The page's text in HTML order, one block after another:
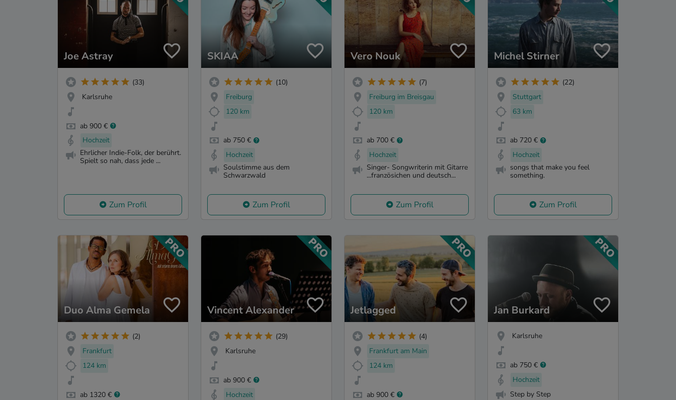
Joe Astray
(33)
Karlsruhe
ab 900 €
Hochzeit
Ehrlicher Indie-Folk, der berührt.
Spielt so nah, dass jede ...
Zum Profil
SKIAA
(10)
Freiburg
120 km
ab 750 €
Hochzeit
Soulstimme aus dem
Schwarzwald
Zum Profil
Vero Nouk
(7)
Freiburg im Breisgau
120 km
ab 700 €
Hochzeit
Singer- Songwriterin mit Gitarre
...französichen und deutsch...
Zum Profil
Michel Stirner
(22)
Stuttgart
63 km
ab 720 €
Hochzeit
songs that make you feel
something.
Zum Profil
Duo Alma Gemela
(2)
Frankfurt
124 km
ab 1320 €
Vincent Alexander
(29)
Karlsruhe
ab 900 €
Hochzeit
Jetlagged
(4)
Frankfurt am Main
124 km
ab 900 €
Jan Burkard
Karlsruhe
ab 750 €
Hochzeit
Step by Step